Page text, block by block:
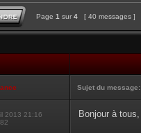
Page 1 sur 4 [ 40 messages ]
Sujet du message:
2013 21:16
82
Bonjour à tous,